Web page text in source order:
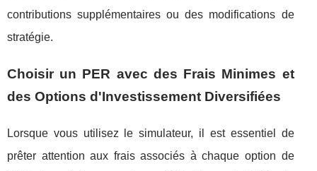
contributions supplémentaires ou des modifications de
stratégie.
Choisir un PER avec des Frais Minimes et
des Options d'Investissement Diversifiées
Lorsque vous utilisez le simulateur, il est essentiel de
prêter attention aux frais associés à chaque option de